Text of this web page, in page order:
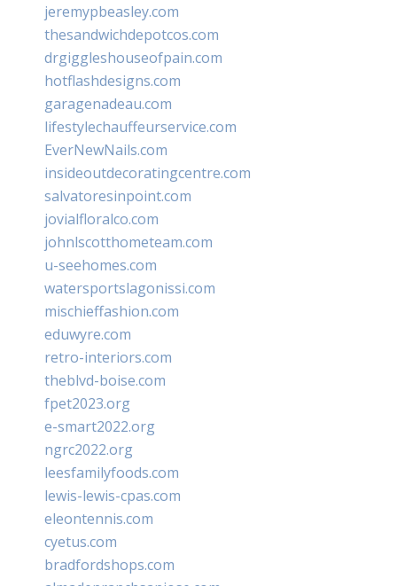
jeremypbeasley.com
thesandwichdepotcos.com
drgiggleshouseofpain.com
hotflashdesigns.com
garagenadeau.com
lifestylechauffeurservice.com
EverNewNails.com
insideoutdecoratingcentre.com
salvatoresinpoint.com
jovialfloralco.com
johnlscotthometeam.com
u-seehomes.com
watersportslagonissi.com
mischieffashion.com
eduwyre.com
retro-interiors.com
theblvd-boise.com
fpet2023.org
e-smart2022.org
ngrc2022.org
leesfamilyfoods.com
lewis-lewis-cpas.com
eleontennis.com
cyetus.com
bradfordshops.com